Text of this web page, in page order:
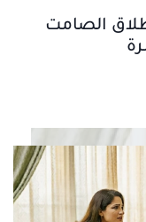
الصامت